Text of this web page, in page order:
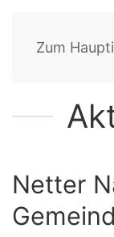
Zum
Netter